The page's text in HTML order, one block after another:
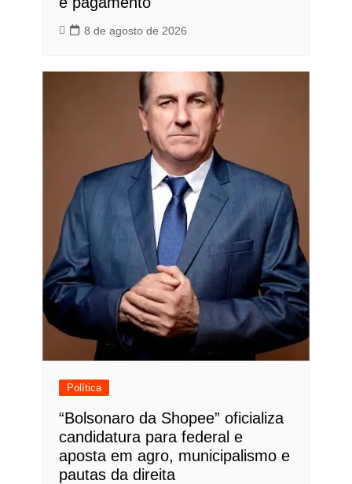
8 de agosto de 2026
Política
“Bolsonaro da Shopee” oficializa
candidatura para federal e
aposta em agro, municipalismo e
pautas da direita